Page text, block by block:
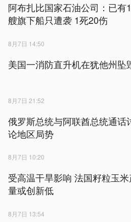
阿布扎比国家石油公司：已有
艘旗下船只遭袭 1死20伤
8月7日 14:50
美国一消防直升机在犹他州坠
8月7日 21:52
俄罗斯总统与阿联酋总统通话
论地区局势
8月7日 10:20
受高温干旱影响 法国籽粒玉
量或创新低
8月7日 13:54